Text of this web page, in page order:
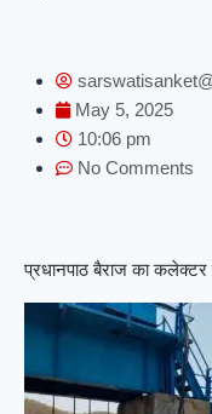
May 5, 2025
10:06 pm
No Comments
प्रधानपाठ बैराज का कलेक्टर